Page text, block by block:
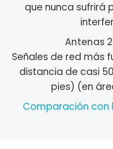
que nunca sufrirá
Antenas
Señales de red más
distancia de casi
pies) (en
Comparación con